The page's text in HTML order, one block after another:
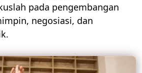
pada pengembangan
negosiasi, dan